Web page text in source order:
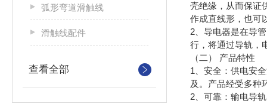
弧形弯道滑触线
滑触线配件
查看全部
壳绝缘，从而保证
作成直线形，也可
2、导电器是在导
行，将通过导轨，
（二） 产品特性
1、安全：供电安
及。产品经受多种
2、可靠：输电导